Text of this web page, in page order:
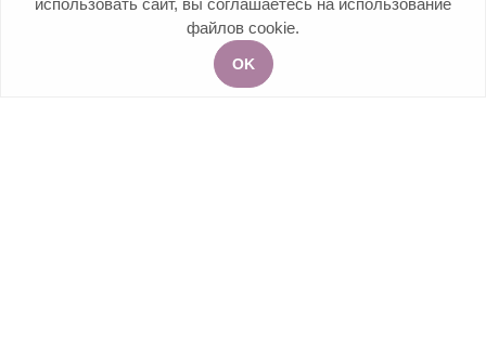
медицинских наук, заведующая
отделением невынашивания
использовать сайт, вы соглашаетесь на использование
файлов cookie.
OK